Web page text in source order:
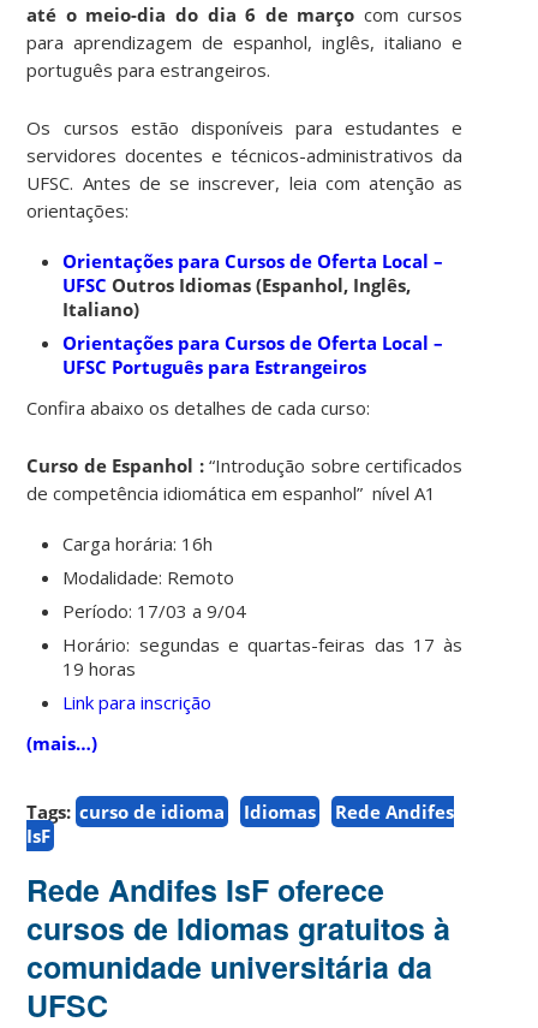
até o meio-dia do dia 6 de março com cursos
para aprendizagem de espanhol, inglês, italiano e
português para estrangeiros.
Os cursos estão disponíveis paraestudantes e
servidores docentes e técnicos-administrativos da
UFSC. Antes de se inscrever, leia com atenção as
orientações:
Orientações para Cursos de Oferta Local–
UFSC Outros Idiomas (Espanhol, Inglês,
Italiano)
Orientações para Cursos de Oferta Local–
UFSC Português para Estrangeiros
Confira abaixo os detalhes de cada curso:
Curso de Espanhol :“Introdução sobre certificados
de competência idiomática em espanhol” nível A1
Carga horária: 16h
Modalidade: Remoto
Período: 17/03 a 9/04
Horário: segundas e quartas-feiras das 17 às
19 horas
Link para inscrição
(mais…)
Tags: curso de idioma Idiomas
Rede Andifes
IsF
Rede Andifes IsF oferece
cursos de Idiomas gratuitos à
comunidade universitária da
UFSC